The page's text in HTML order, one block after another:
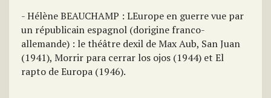
- Hélène BEAUCHAMP : LEurope en guerre vue par
un républicain espagnol (dorigine franco-
allemande) : le théâtre dexil de Max Aub, San Juan
(1941), Morrir para cerrar los ojos (1944) et El
rapto de Europa (1946).